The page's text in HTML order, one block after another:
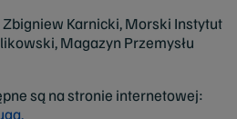
Karnicki, Morski Instytut
Magazyn Przemysłu
są na stronie internetowej: